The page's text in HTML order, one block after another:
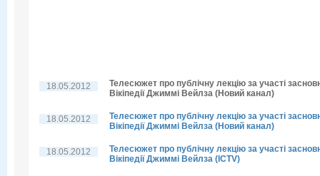
18.05.2012
Телесюжет про публічну лекцію за участі
Вікіпедії Джиммі Вейлза (Новий канал)
18.05.2012
Телесюжет про публічну лекцію за участі
Вікіпедії Джиммі Вейлза (Новий канал)
18.05.2012
Телесюжет про публічну лекцію за участі
Вікіпедії Джиммі Вейлза (ICTV)